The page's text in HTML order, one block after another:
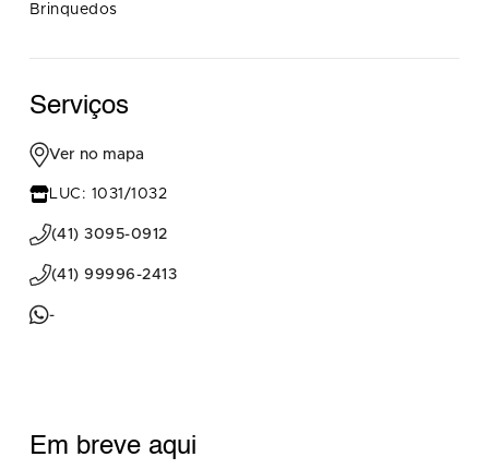
Brinquedos
Serviços
Ver no mapa
LUC: 1031/1032
(41) 3095-0912
(41) 99996-2413
-
Em breve aqui